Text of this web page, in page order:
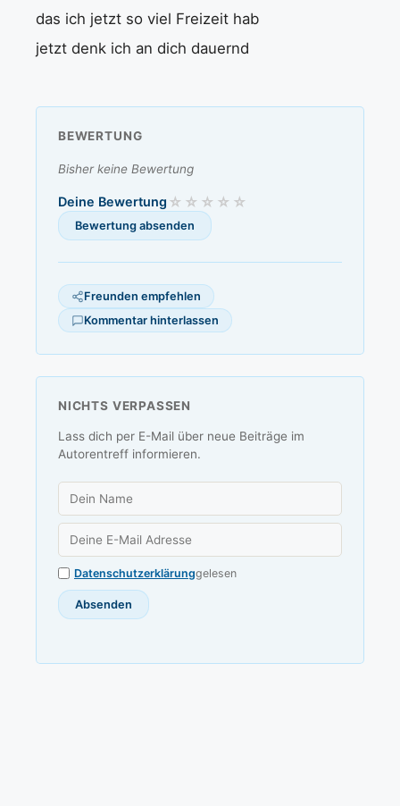
das ich jetzt so viel Freizeit hab
jetzt denk ich an dich dauernd
BEWERTUNG
Bisher keine Bewertung
Deine Bewertung
Freunden empfehlen
Kommentar hinterlassen
NICHTS VERPASSEN
Lass dich per E-Mail über neue Beiträge im
Autorentreff informieren.
Datenschutzerklärunggelesen